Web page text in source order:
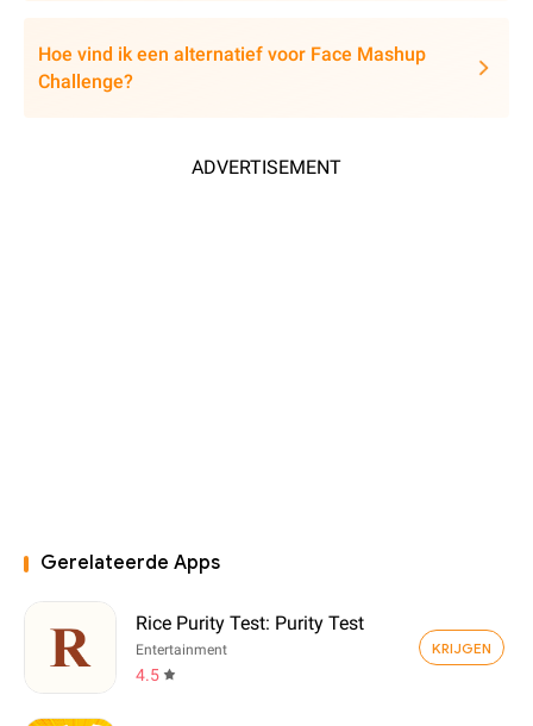
Hoe vind ik een alternatief voor Face Mashup
Challenge?
ADVERTISEMENT
Gerelateerde Apps
Rice Purity Test: Purity Test
Entertainment
4.5
KRIJGEN